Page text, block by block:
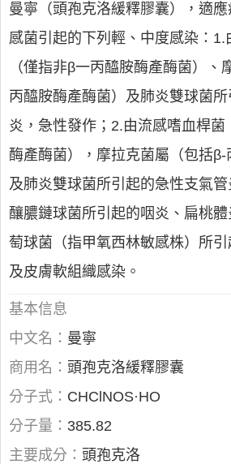
曼寧（頭孢克洛緩釋膠囊），適
感菌引起的下列輕、中度感染：1.
（僅指非β一丙醯胺酶產酶菌）、
丙醯胺酶產酶菌）及肺炎雙球菌
炎，急性發作；2.由流感嗜血桿
酶產酶菌），摩拉克菌屬（包括β-
及肺炎雙球菌所引起的急性支氣
釀膿鏈球菌所引起的咽炎、扁桃
萄球菌（指甲氧西林敏感株）所
及皮膚軟組織感染。
基本信息
中文名： 曼寧
商用名： 頭孢克洛緩釋膠囊
分子式： CHClNOS·HO
分子量： 385.82
主要成分： 頭孢克洛